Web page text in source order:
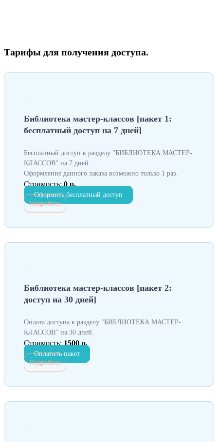
Тарифы для получения доступа.
Библиотека мастер-классов [пакет 1:
бесплатный доступ на 7 дней]
Бесплатный доступ к разделу "БИБЛИОТЕКА МАСТЕР-
КЛАССОВ" на 7 дней.
Оформление данного заказа возможно только 1 раз.
Стоимость: 0 р.
Оформить бесплатный доступ
Подробнее
Библиотека мастер-классов [пакет 2:
доступ на 30 дней]
Оплата доступа к разделу "БИБЛИОТЕКА МАСТЕР-
КЛАССОВ" на 30 дней.
Стоимость: 1500 р.
Оплатить пакет
Подробнее